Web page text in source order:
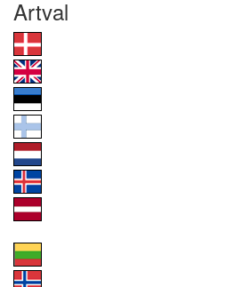
Artval